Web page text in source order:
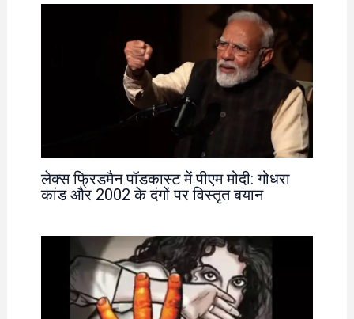
लेक्स फ्रिडमैन पॉडकास्ट में पीएम मोदी: गोधरा
कांड और 2002 के दंगों पर विस्तृत बयान